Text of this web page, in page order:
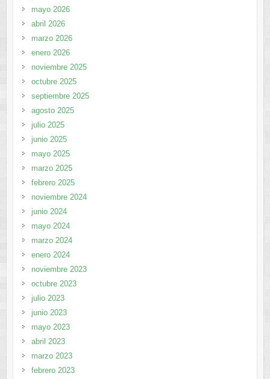
mayo 2026
abril 2026
marzo 2026
enero 2026
noviembre 2025
octubre 2025
septiembre 2025
agosto 2025
julio 2025
junio 2025
mayo 2025
marzo 2025
febrero 2025
noviembre 2024
junio 2024
mayo 2024
marzo 2024
enero 2024
noviembre 2023
octubre 2023
julio 2023
junio 2023
mayo 2023
abril 2023
marzo 2023
febrero 2023